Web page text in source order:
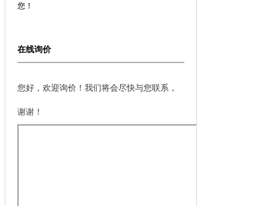
您！
在线询价
您好，欢迎询价！我们将会尽快与您联系，
谢谢！